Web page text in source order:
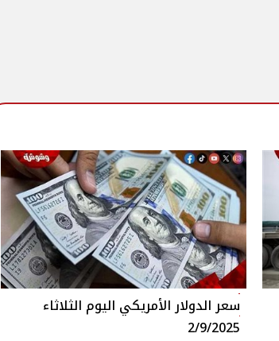
سعر الدولار الأمريكي اليوم الثلاثاء
2/9/2025